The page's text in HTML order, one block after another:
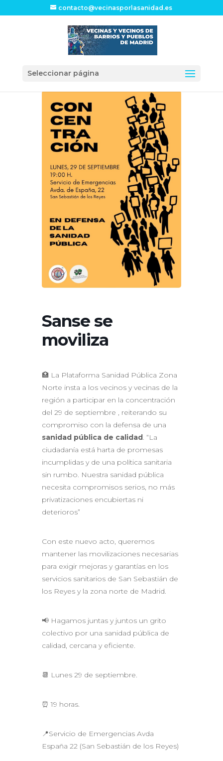
contacto@vecinasporlasanidad.es
Seleccionar página
Sanse se
moviliza
🏥 La Plataforma Sanidad Pública Zona
Norte insta a los vecinos y vecinas de la
región a participar en la concentración
del 29 de septiembre , reiterando su
compromiso con la defensa de una
sanidad pública de calidad. “La
ciudadanía está harta de promesas
incumplidas y de una política sanitaria
sin rumbo. Nuestra sanidad pública
necesita compromisos serios, no más
privatizaciones encubiertas ni
deterioros”
Con este nuevo acto, queremos
mantener las movilizaciones necesarias
para exigir mejoras y garantías en los
servicios sanitarios de San Sebastián de
los Reyes y la zona norte de Madrid.
📢 Hagamos juntas y juntos un grito
colectivo por una sanidad pública de
calidad, cercana y eficiente.
📆 Lunes 29 de septiembre.
⏰ 19 horas.
📍Servicio de Emergencias Avda
España 22 (San Sebastián de los Reyes)